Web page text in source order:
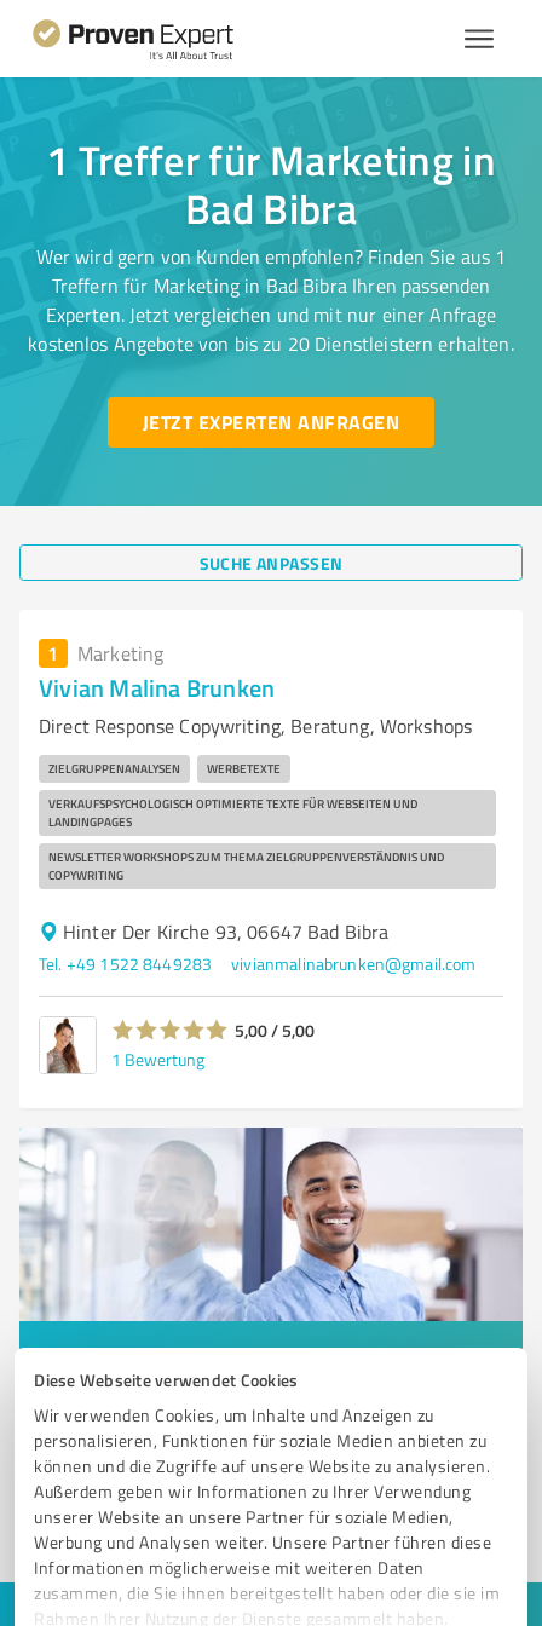
Diese Webseite verwendet Cookies
Wir verwenden Cookies, um Inhalte und Anzeigen zu
personalisieren, Funktionen für soziale Medien anbieten zu
können und die Zugriffe auf unsere Website zu analysieren.
Außerdem geben wir Informationen zu Ihrer Verwendung
unserer Website an unsere Partner für soziale Medien,
Werbung und Analysen weiter. Unsere Partner führen diese
Informationen möglicherweise mit weiteren Daten
zusammen, die Sie ihnen bereitgestellt haben oder die sie im
Rahmen Ihrer Nutzung der Dienste gesammelt haben.
1 Treffer für Marketing in
Bad Bibra
Wer wird gern von Kunden empfohlen? Finden Sie aus 1
Treffern für Marketing in Bad Bibra Ihren passenden
Experten. Jetzt vergleichen und mit nur einer Anfrage
kostenlos Angebote von bis zu 20 Dienstleistern erhalten.
JETZT EXPERTEN ANFRAGEN
SUCHE ANPASSEN
1 Marketing
Vivian Malina Brunken
Direct Response Copywriting, Beratung, Workshops
ZIELGRUPPENANALYSEN WERBETEXTE
VERKAUFSPSYCHOLOGISCH OPTIMIERTE TEXTE FÜR WEBSEITEN UND
LANDINGPAGES
NEWSLETTER WORKSHOPS ZUM THEMA ZIELGRUPPENVERSTÄNDNIS UND
COPYWRITING
Hinter Der Kirche 93, 06647 Bad Bibra
Tel. +49 1522 8449283 vivianmalinabrunken@gmail.com
5,00 / 5,00
1 Bewertung
Registrieren Sie sich jetzt und werden Sie ein von
Kunden empfohlener ProvenExpert!